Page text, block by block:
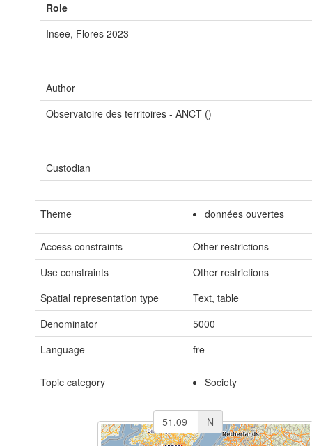
Role
Insee, Flores 2023
Author
Observatoire des territoires - ANCT ()
Custodian
Theme données ouvertes
Access constraints
Other restrictions
Use constraints
Other restrictions
Spatial representation type
Text, table
Denominator
5000
Language
fre
Topic category Society
N